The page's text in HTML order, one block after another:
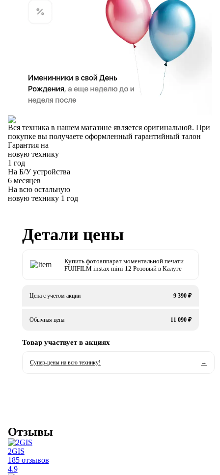
Вся техника в нашем магазине является оригинальной. При
покупке вы получаете оформленный гарантийный талон
Гарантия на
новую технику
1 год
На Б/У устройства
6 месяцев
На всю остальную
новую технику 1 год
Детали цены
Купить фотоаппарат моментальной печати
FUJIFILM instax mini 12 Розовый в Калуге
Цена с учетом акции 9 390 ₽
Обычная цена 11 090 ₽
Товар участвует в акциях
Супер-цены на всю технику! →
Отзывы
2GIS
185 отзывов
4.9